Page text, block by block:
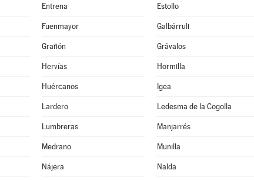
Entrena Estollo
Fuenmayor Galbárruli
Grañón Grávalos
Hervías Hormilla
Huércanos Igea
Lardero Ledesma de la Cogolla
Lumbreras Manjarrés
Medrano Munilla
Nájera Nalda